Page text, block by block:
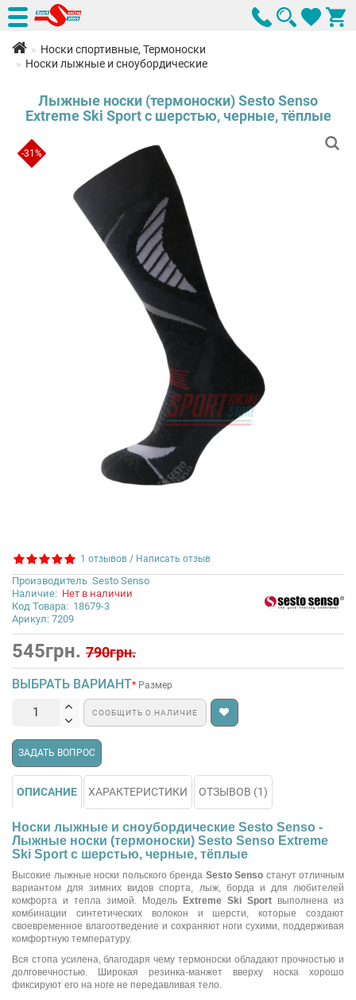
Носки спортивные, Термоноски
Носки лыжные и сноубордические
Лыжные носки (термоноски) Sesto Senso
Extreme Ski Sport с шерстью, черные, тёплые
-31%
1 отзывов / Написать отзыв
Производитель Sesto Senso
Наличие: Нет в наличии
Код Товара: 18679-3
Арикул: 7209
545грн. 790грн.
ВЫБРАТЬ ВАРИАНТ Размер
СООБЩИТЬ О НАЛИЧИЕ
ЗАДАТЬ ВОПРОС
ОПИСАНИЕ ХАРАКТЕРИСТИКИ ОТЗЫВОВ (1)
Носки лыжные и сноубордические Sesto Senso -
Лыжные носки (термоноски) Sesto Senso Extreme
Ski Sport с шерстью, черные, тёплые
Высокие лыжные носки польского бренда Sesto Senso станут отличным
вариантом для зимних видов спорта, лыж, борда и для любителей
комфорта и тепла зимой. Модель Extreme Ski Sport выполнена из
комбинации синтетических волокон и шерсти, которые создают
своевременное влагоотведение и сохраняют ноги сухими, поддерживая
комфортную температуру.
Вся стопа усилена, благодаря чему термоноски обладают прочностью и
долговечностью. Широкая резинка-манжет вверху носка хорошо
фиксируют его на ноге не передавливая тело.